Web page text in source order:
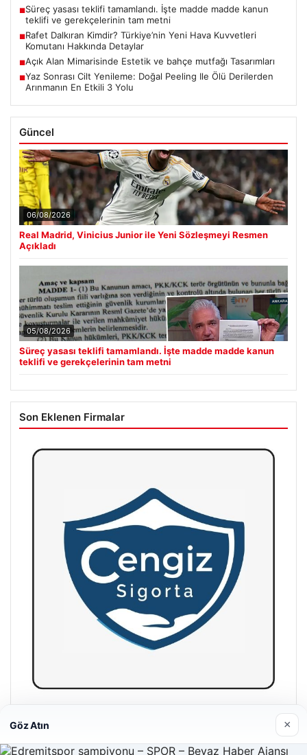
■Süreç yasası teklifi tamamlandı. İşte madde madde kanun
teklifi ve gerekçelerinin tam metni
■Rafet Dalkıran Kimdir? Türkiye’nin Yeni Hava Kuvvetleri
Komutanı Hakkında Detaylar
■Açık Alan Mimarisinde Estetik ve bahçe mutfağı Tasarımları
■Yaz Sonrası Cilt Yenileme: Doğal Peeling Ile Ölü Derilerden
Arınmanın En Etkili 3 Yolu
Güncel
06/08/2026
Real Madrid, Vinicius Junior ile Yeni Sözleşmeyi Resmen
Açıkladı
05/08/2026
Süreç yasası teklifi tamamlandı. İşte madde madde kanun
teklifi ve gerekçelerinin tam metni
Son Eklenen Firmalar
Hastaş Beton
Göz Atın ×